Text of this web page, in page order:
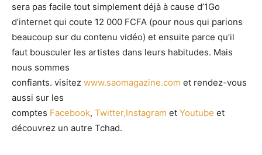
sera pas facile tout simplement déjà à cause d’1Go
d’internet qui coute 12 000 FCFA (pour nous qui parions
beaucoup sur du contenu vidéo) et ensuite parce qu’il
faut bousculer les artistes dans leurs habitudes. Mais
nous sommes
confiants. visitez www.saomagazine.com et rendez-vous
aussi sur les
comptes Facebook, Twitter,Instagram et Youtube et
découvrez un autre Tchad.